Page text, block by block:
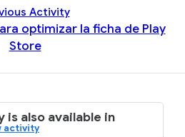
Activity
optimizar la ficha de Play
Store
is also available in
activity